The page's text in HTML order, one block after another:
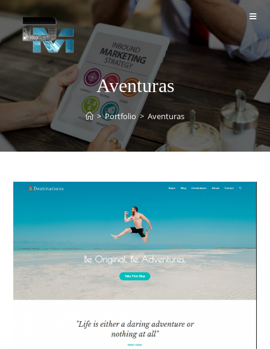
Aventuras
> Portfolio > Aventuras